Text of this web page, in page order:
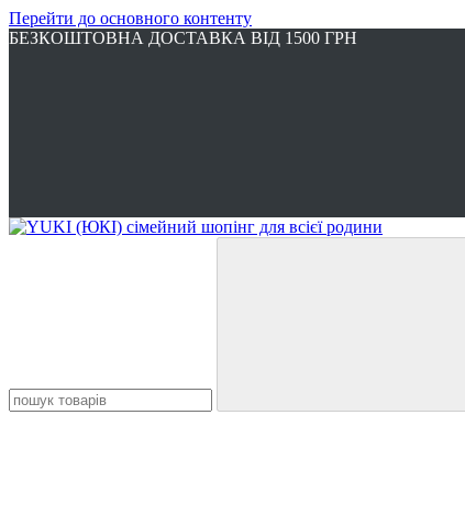
Перейти до основного контенту
БЕЗКОШТОВНА ДОСТАВКА ВІД 1500 ГРН